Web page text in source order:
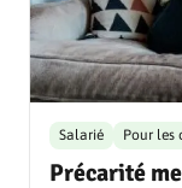
Précarité
Salarié Pour les